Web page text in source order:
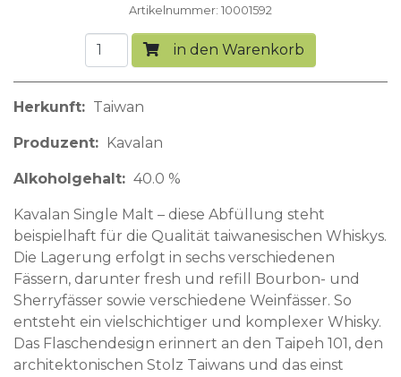
Artikelnummer 10001592
in den Warenkorb
Herkunft Taiwan
Produzent Kavalan
Alkoholgehalt 40.0 %
Kavalan Single Malt – diese Abfüllung steht
beispielhaft für die Qualität taiwanesischen Whiskys.
Die Lagerung erfolgt in sechs verschiedenen
Fässern, darunter fresh und refill Bourbon- und
Sherryfässer sowie verschiedene Weinfässer. So
entsteht ein vielschichtiger und komplexer Whisky.
Das Flaschendesign erinnert an den Taipeh 101, den
architektonischen Stolz Taiwans und das einst